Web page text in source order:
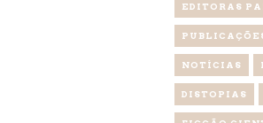
EDITORAS
NOTÍCIAS
DISTOPIAS